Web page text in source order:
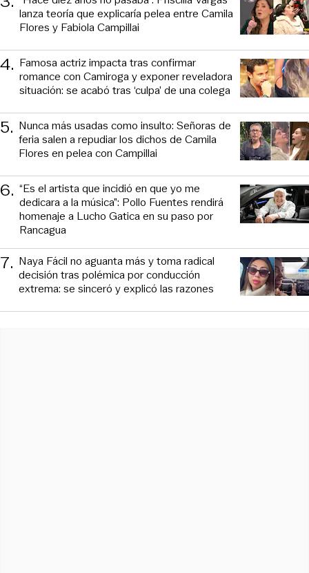
lanza teoría que explicaría pelea entre Camila
Flores y Fabiola Campillai
4. Famosa actriz impacta tras confirmar
romance con Camiroga y exponer reveladora
situación: se acabó tras ‘culpa’ de una colega
5. Nunca más usadas como insulto: Señoras de
feria salen a repudiar los dichos de Camila
Flores en pelea con Campillai
6. “Es el artista que incidió en que yo me
dedicara a la música”: Pollo Fuentes rendirá
homenaje a Lucho Gatica en su paso por
Rancagua
7. Naya Fácil no aguanta más y toma radical
decisión tras polémica por conducción
extrema: se sinceró y explicó las razones